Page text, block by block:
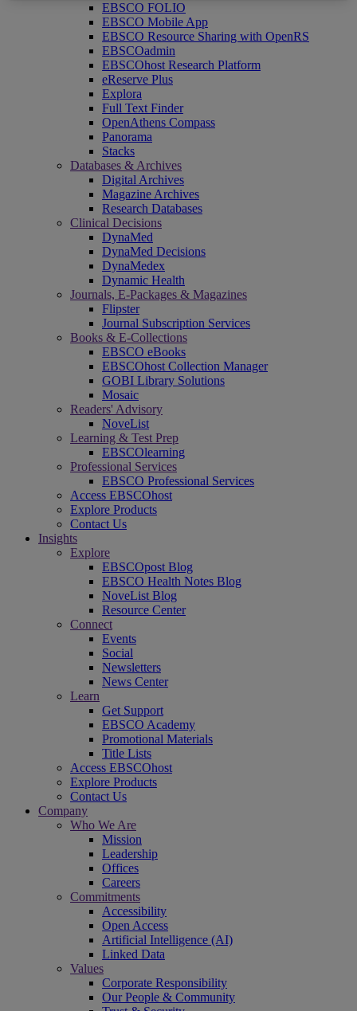
EBSCO FOLIO
EBSCO Mobile App
EBSCO Resource Sharing with OpenRS
EBSCOadmin
EBSCOhost Research Platform
eReserve Plus
Explora
Full Text Finder
OpenAthens Compass
Panorama
Stacks
Databases & Archives
Digital Archives
Magazine Archives
Research Databases
Clinical Decisions
DynaMed
DynaMed Decisions
DynaMedex
Dynamic Health
Journals, E-Packages & Magazines
Flipster
Journal Subscription Services
Books & E-Collections
EBSCO eBooks
EBSCOhost Collection Manager
GOBI Library Solutions
Mosaic
Readers' Advisory
NoveList
Learning & Test Prep
EBSCOlearning
Professional Services
EBSCO Professional Services
Access EBSCOhost
Explore Products
Contact Us
Insights
Explore
EBSCOpost Blog
EBSCO Health Notes Blog
NoveList Blog
Resource Center
Connect
Events
Social
Newsletters
News Center
Learn
Get Support
EBSCO Academy
Promotional Materials
Title Lists
Access EBSCOhost
Explore Products
Contact Us
Company
Who We Are
Mission
Leadership
Offices
Careers
Commitments
Accessibility
Open Access
Artificial Intelligence (AI)
Linked Data
Values
Corporate Responsibility
Our People & Community